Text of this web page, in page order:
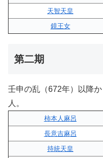
天智天皇
鏡王女
第二期
壬申の乱（672年）以降
人。
柿本人麻呂
長意吉麻呂
持統天皇